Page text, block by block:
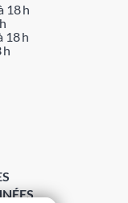
18 h
18 h
h